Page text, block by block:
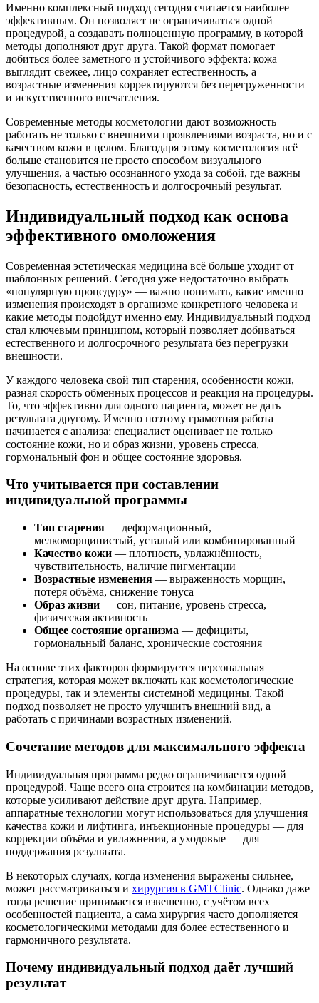
Именно комплексный подход сегодня считается наиболее
эффективным. Он позволяет не ограничиваться одной
процедурой, а создавать полноценную программу, в которой
методы дополняют друг друга. Такой формат помогает
добиться более заметного и устойчивого эффекта: кожа
выглядит свежее, лицо сохраняет естественность, а
возрастные изменения корректируются без перегруженности
и искусственного впечатления.
Современные методы косметологии дают возможность
работать не только с внешними проявлениями возраста, но и с
качеством кожи в целом. Благодаря этому косметология всё
больше становится не просто способом визуального
улучшения, а частью осознанного ухода за собой, где важны
безопасность, естественность и долгосрочный результат.
Индивидуальный подход как основа
эффективного омоложения
Современная эстетическая медицина всё больше уходит от
шаблонных решений. Сегодня уже недостаточно выбрать
«популярную процедуру» — важно понимать, какие именно
изменения происходят в организме конкретного человека и
какие методы подойдут именно ему. Индивидуальный подход
стал ключевым принципом, который позволяет добиваться
естественного и долгосрочного результата без перегрузки
внешности.
У каждого человека свой тип старения, особенности кожи,
разная скорость обменных процессов и реакция на процедуры.
То, что эффективно для одного пациента, может не дать
результата другому. Именно поэтому грамотная работа
начинается с анализа: специалист оценивает не только
состояние кожи, но и образ жизни, уровень стресса,
гормональный фон и общее состояние здоровья.
Что учитывается при составлении
индивидуальной программы
Тип старения — деформационный,
мелкоморщинистый, усталый или комбинированный
Качество кожи — плотность, увлажнённость,
чувствительность, наличие пигментации
Возрастные изменения — выраженность морщин,
потеря объёма, снижение тонуса
Образ жизни — сон, питание, уровень стресса,
физическая активность
Общее состояние организма — дефициты,
гормональный баланс, хронические состояния
На основе этих факторов формируется персональная
стратегия, которая может включать как косметологические
процедуры, так и элементы системной медицины. Такой
подход позволяет не просто улучшить внешний вид, а
работать с причинами возрастных изменений.
Сочетание методов для максимального эффекта
Индивидуальная программа редко ограничивается одной
процедурой. Чаще всего она строится на комбинации методов,
которые усиливают действие друг друга. Например,
аппаратные технологии могут использоваться для улучшения
качества кожи и лифтинга, инъекционные процедуры — для
коррекции объёма и увлажнения, а уходовые — для
поддержания результата.
В некоторых случаях, когда изменения выражены сильнее,
может рассматриваться и хирургия в GMTClinic. Однако даже
тогда решение принимается взвешенно, с учётом всех
особенностей пациента, а сама хирургия часто дополняется
косметологическими методами для более естественного и
гармоничного результата.
Почему индивидуальный подход даёт лучший
результат